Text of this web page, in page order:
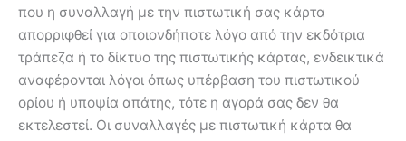
που η συναλλαγή με την πιστωτική σας κάρτα
απορριφθεί για οποιονδήποτε λόγο από την εκδότρια
τράπεζα ή το δίκτυο της πιστωτικής κάρτας, ενδεικτικά
αναφέρονται λόγοι όπως υπέρβαση του πιστωτικού
ορίου ή υποψία απάτης, τότε η αγορά σας δεν θα
εκτελεστεί. Οι συναλλαγές με πιστωτική κάρτα θα